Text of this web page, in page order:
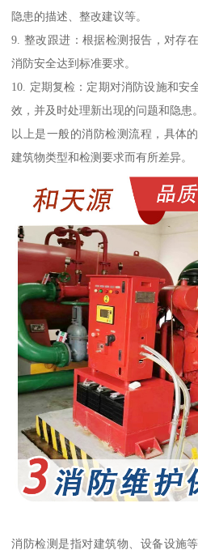
隐患的描述、整改建议等。
9. 整改跟进：根据检测报告，对存
消防安全达到标准要求。
10. 定期复检：定期对消防设施和安
效，并及时处理新出现的问题和隐患。
以上是一般的消防检测流程，具体
建筑物类型和检测要求而有所差异。
消防检测是指对建筑物、设备设施